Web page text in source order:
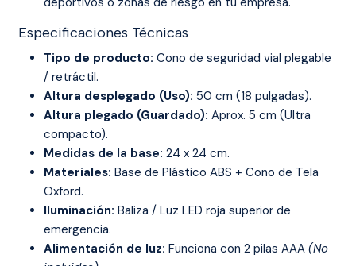
Especificaciones Técnicas
Tipo de producto: Cono de seguridad vial plegable
/ retráctil.
Altura desplegado (Uso): 50 cm (18 pulgadas).
Altura plegado (Guardado): Aprox. 5 cm (Ultra
compacto).
Medidas de la base: 24 x 24 cm.
Materiales: Base de Plástico ABS + Cono de Tela
Oxford.
Iluminación: Baliza / Luz LED roja superior de
emergencia.
Alimentación de luz: Funciona con 2 pilas AAA (No